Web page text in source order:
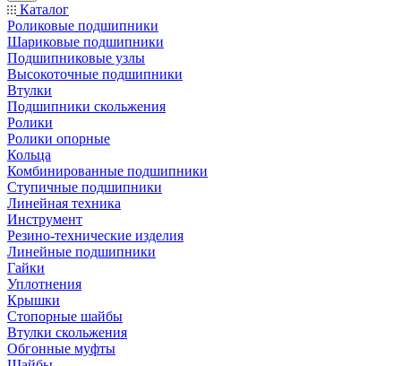
Каталог
Роликовые подшипники
Шариковые подшипники
Подшипниковые узлы
Высокоточные подшипники
Втулки
Подшипники скольжения
Ролики
Ролики опорные
Кольца
Комбинированные подшипники
Ступичные подшипники
Линейная техника
Инструмент
Резино-технические изделия
Линейные подшипники
Гайки
Уплотнения
Крышки
Стопорные шайбы
Втулки скольжения
Обгонные муфты